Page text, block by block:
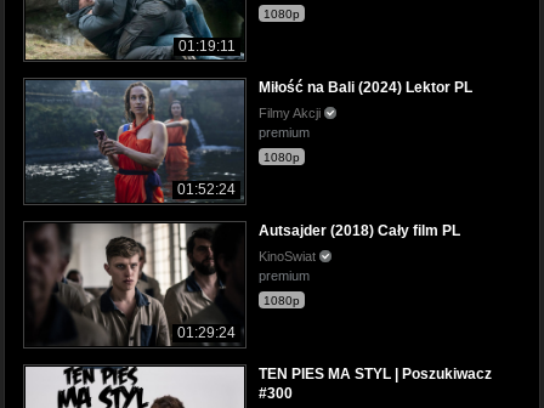
01:19:11
1080p
01:52:24
Miłość na Bali (2024) Lektor PL
Filmy Akcji
premium
1080p
01:29:24
Autsajder (2018) Cały film PL
KinoSwiat
premium
1080p
TEN PIES MA STYL | Poszukiwacz
#300